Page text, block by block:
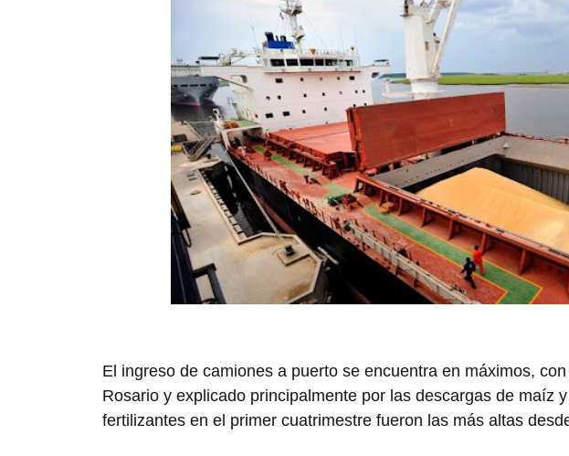
El ingreso de camiones a puerto se encuentra en máximos,
Rosario y explicado principalmente por las descargas de maíz
fertilizantes en el primer cuatrimestre fueron las más altas